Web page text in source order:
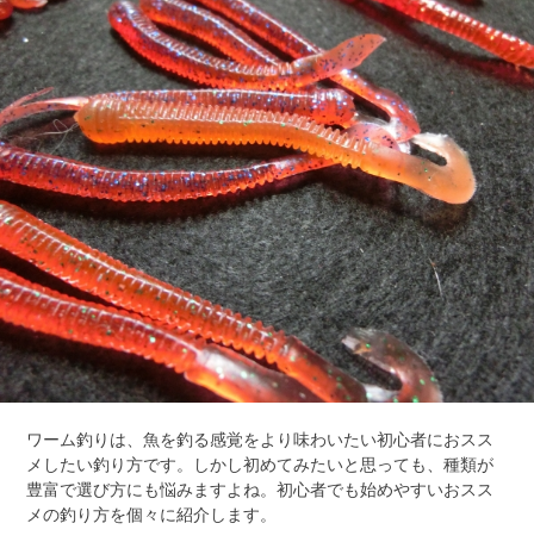
ワーム釣りは、魚を釣る感覚をより味わいたい初心者におスス
メしたい釣り方です。しかし初めてみたいと思っても、種類が
豊富で選び方にも悩みますよね。初心者でも始めやすいおスス
メの釣り方を個々に紹介します。